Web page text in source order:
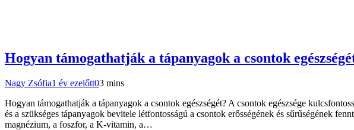
Hogyan támogathatják a tápanyagok a csontok
Nagy Zsófia1 év ezelőtt03 mins
Hogyan támogathatják a tápanyagok a csontok egészségét? A csontok egészsége
és a szükséges tápanyagok bevitele létfontosságú a csontok erősségének és sűrűségének
magnézium, a foszfor, a K-vitamin, a…